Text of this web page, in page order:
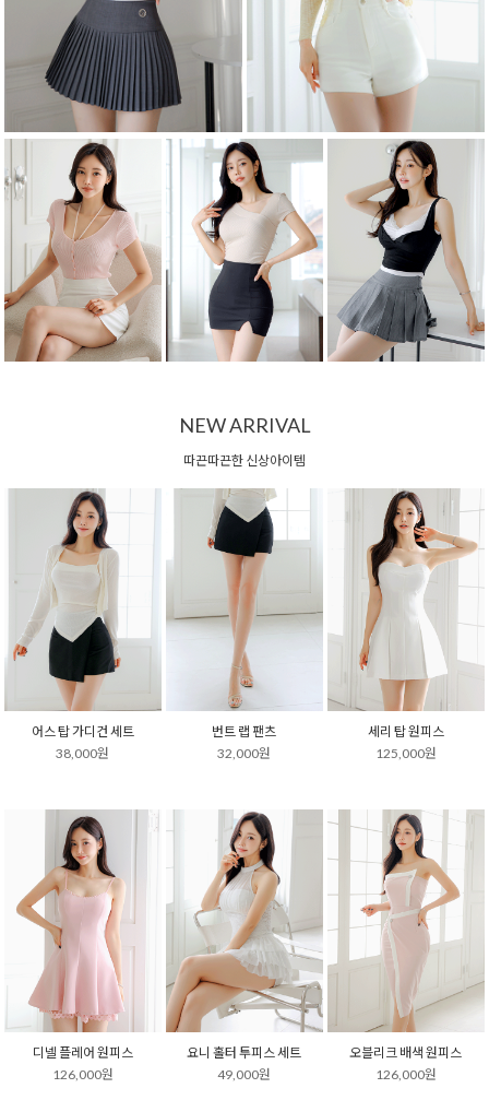
NEW ARRIVAL
따끈따끈한 신상아이템
어스 탑 가디건 세트
38,000원
번트 랩 팬츠
32,000원
세리 탑 원피스
125,000원
디넬 플레어 원피스
126,000원
요니 홀터 투피스 세트
49,000원
오블리크 배색 원피스
126,000원